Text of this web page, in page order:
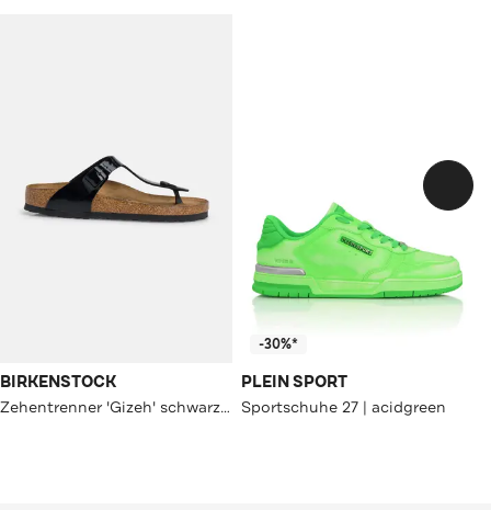
BIRKENSTOCK
Zehentrenner 'Gizeh' schwarz unisex
-30%*
PLEIN SPORT
Sportschuhe 27 | acidgreen